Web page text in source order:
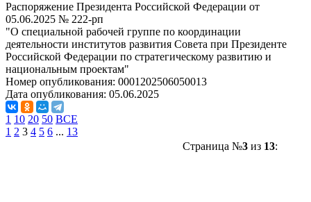
Распоряжение Президента Российской Федерации от
05.06.2025 № 222-рп
"О специальной рабочей группе по координации
деятельности институтов развития Совета при Президенте
Российской Федерации по стратегическому развитию и
национальным проектам"
Номер опубликования: 0001202506050013
Дата опубликования: 05.06.2025
1 10 20 50 ВСЕ
1 2 3 4 5 6 ... 13
Страница №3из 13: